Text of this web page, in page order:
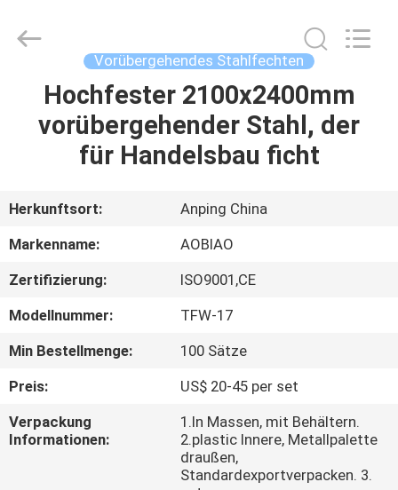
HAUS
PRODUKTE
ÜBER
UNS
FABRIK-
AUSFLUG
QUALITÄTSKONTROLLE
TRETEN
Rights
Vorübergehendes Stahlfechten
Hochfester 2100x2400mm
vorübergehender Stahl, der
für Handelsbau ficht
Herkunftsort:
Anping China
Markenname:
AOBIAO
Zertifizierung:
ISO9001,CE
Modellnummer:
TFW-17
Min Bestellmenge:
100 Sätze
Preis:
US$ 20-45 per set
Verpackung
Informationen:
1.In Massen, mit Behältern.
2.plastic Innere, Metallpalette
draußen,
Standardexportverpacken. 3.